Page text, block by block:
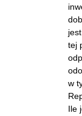
tej
w
Ile